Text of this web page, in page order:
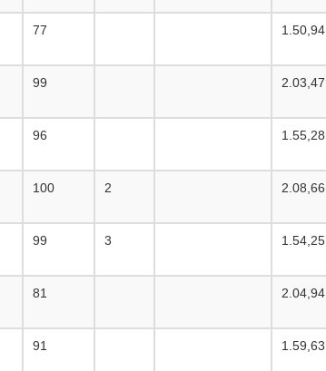
77 1.50,94
99 2.03,47
96 1.55,28
100 2 2.08,66
99 3 1.54,25
81 2.04,94
91 1.59,63